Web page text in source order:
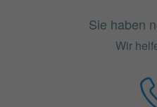
Sie haben
Wir